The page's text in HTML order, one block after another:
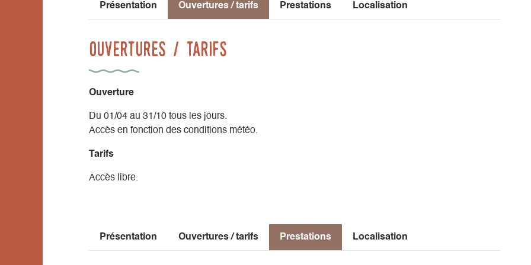
Pierre aux Renards
Niveau de pratique : cotations de 3 à 6b
Équipement : goujons
Présentation Ouvertures / tarifs Prestations Localisation
Ouvertures / tarifs
Ouverture
Du 01/04 au 31/10 tous les jours.
Accès en fonction des conditions météo.
Tarifs
Accès libre.
Présentation Ouvertures / tarifs Prestations Localisation